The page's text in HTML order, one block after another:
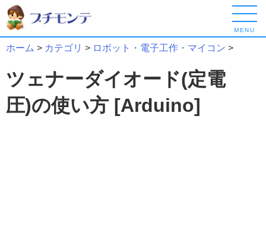
MENU
ホーム > カテゴリ > ロボット・電子工作・マイコン >
ツェナーダイオード(定電
圧)の使い方 [Arduino]